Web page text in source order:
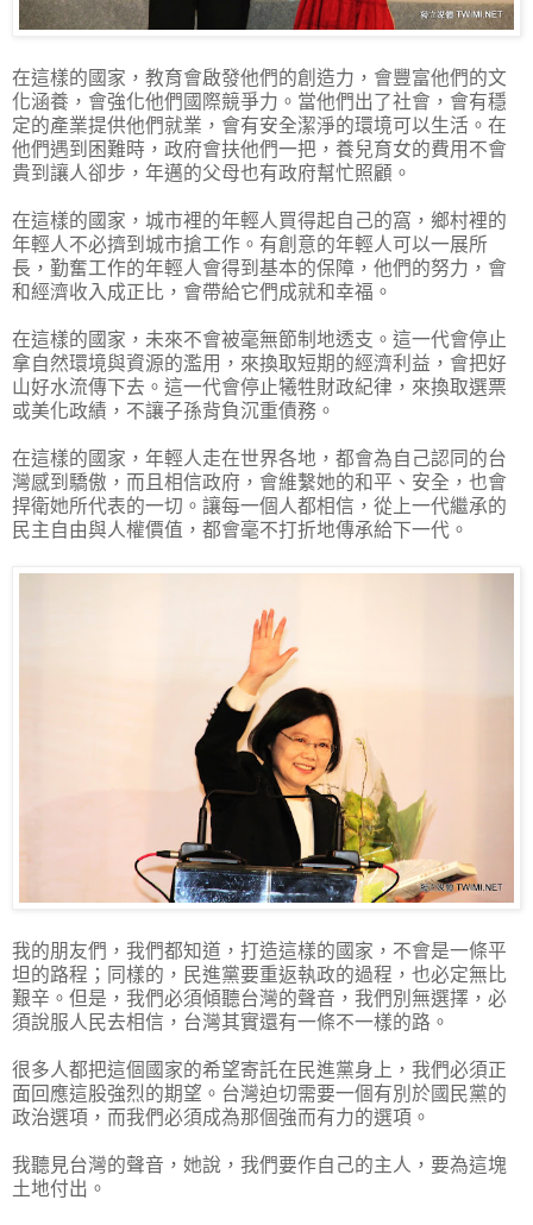
在這樣的國家，教育會啟發他們的創造力，會豐富他們的文
化涵養，會強化他們國際競爭力。當他們出了社會，會有穩
定的產業提供他們就業，會有安全潔淨的環境可以生活。在
他們遇到困難時，政府會扶他們一把，養兒育女的費用不會
貴到讓人卻步，年邁的父母也有政府幫忙照顧。
在這樣的國家，城市裡的年輕人買得起自己的窩，鄉村裡的
年輕人不必擠到城市搶工作。有創意的年輕人可以一展所
長，勤奮工作的年輕人會得到基本的保障，他們的努力，會
和經濟收入成正比，會帶給它們成就和幸福。
在這樣的國家，未來不會被毫無節制地透支。這一代會停止
拿自然環境與資源的濫用，來換取短期的經濟利益，會把好
山好水流傳下去。這一代會停止犧牲財政紀律，來換取選票
或美化政績，不讓子孫背負沉重債務。
在這樣的國家，年輕人走在世界各地，都會為自己認同的台
灣感到驕傲，而且相信政府，會維繫她的和平、安全，也會
捍衛她所代表的一切。讓每一個人都相信，從上一代繼承的
民主自由與人權價值，都會毫不打折地傳承給下一代。
我的朋友們，我們都知道，打造這樣的國家，不會是一條平
坦的路程；同樣的，民進黨要重返執政的過程，也必定無比
艱辛。但是，我們必須傾聽台灣的聲音，我們別無選擇，必
須說服人民去相信，台灣其實還有一條不一樣的路。
很多人都把這個國家的希望寄託在民進黨身上，我們必須正
面回應這股強烈的期望。台灣迫切需要一個有別於國民黨的
政治選項，而我們必須成為那個強而有力的選項。
我聽見台灣的聲音，她說，我們要作自己的主人，要為這塊
土地付出。